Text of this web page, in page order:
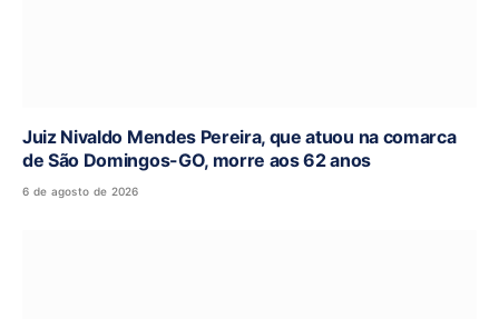
Juiz Nivaldo Mendes Pereira, que atuou na comarca
de São Domingos-GO, morre aos 62 anos
6 de agosto de 2026